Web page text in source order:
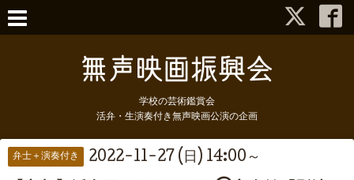
学校の芸術鑑賞会
活弁・生演奏付き無声映画公演の企画
弁士＋演奏付き 2022-11-27 (日) 14:00～